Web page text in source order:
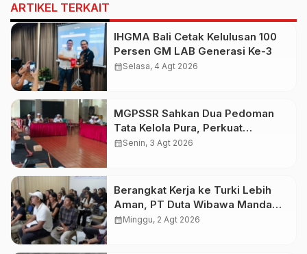
ARTIKEL TERKAIT
IHGMA Bali Cetak Kelulusan 100
Persen GM LAB Generasi Ke-3
calendar_monthSelasa, 4 Agt 2026
MGPSSR Sahkan Dua Pedoman
Tata Kelola Pura, Perkuat
Kepastian Hukum dan Pelayanan
calendar_monthSenin, 3 Agt 2026
Berangkat Kerja ke Turki Lebih
Aman, PT Duta Wibawa Manda
Putra Bali Didukung AYC Turki
calendar_monthMinggu, 2 Agt 2026